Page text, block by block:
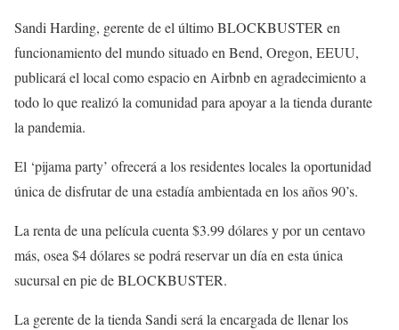
Sandi Harding, gerente de el último BLOCKBUSTER en
funcionamiento del mundo situado en Bend, Oregon, EEUU,
publicará el local como espacio en Airbnb en agradecimiento a
todo lo que realizó la comunidad para apoyar a la tienda durante
la pandemia.
El ‘pijama party’ ofrecerá a los residentes locales la oportunidad
única de disfrutar de una estadía ambientada en los años 90’s.
La renta de una película cuenta $3.99 dólares y por un centavo
más, osea $4 dólares se podrá reservar un día en esta única
sucursal en pie de BLOCKBUSTER.
La gerente de la tienda Sandi será la encargada de llenar los